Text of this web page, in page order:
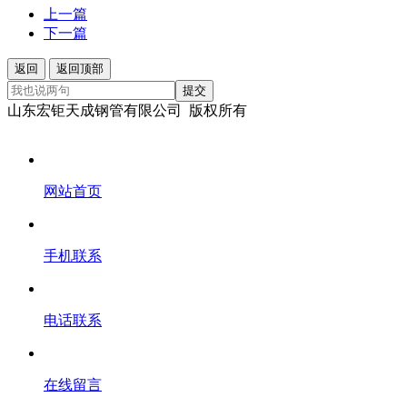
上一篇
下一篇
返回
返回顶部
提交
山东宏钜天成钢管有限公司 版权所有
网站首页
手机联系
电话联系
在线留言